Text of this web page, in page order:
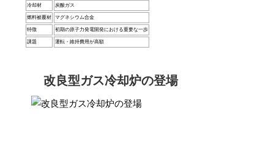
冷却材 炭酸ガス
燃料被覆材 マグネシウム合金
特徴 初期の原子力発電開発における重要な一歩
課題 運転・維持費用が高額
改良型ガス冷却炉の登場